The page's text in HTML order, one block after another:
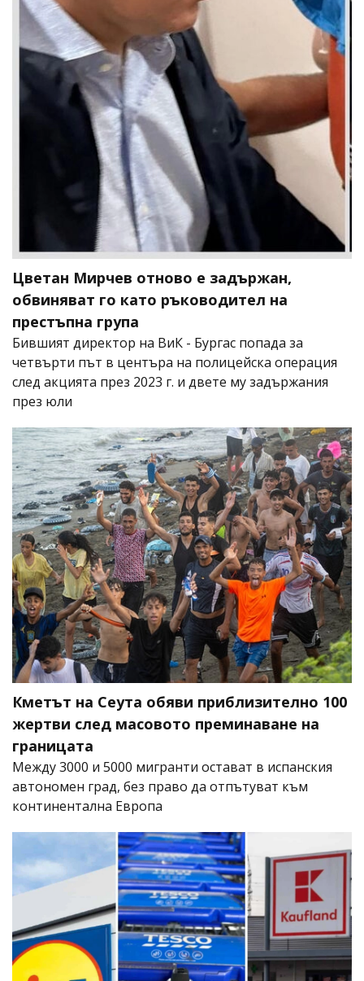
Цветан Мирчев отново е задържан,
обвиняват го като ръководител на
престъпна група
Бившият директор на ВиК - Бургас попада за
четвърти път в центъра на полицейска операция
след акцията през 2023 г. и двете му задържания
през юли
Кметът на Сеута обяви приблизително 100
жертви след масовото преминаване на
границата
Между 3000 и 5000 мигранти остават в испанския
автономен град, без право да отпътуват към
континентална Европа